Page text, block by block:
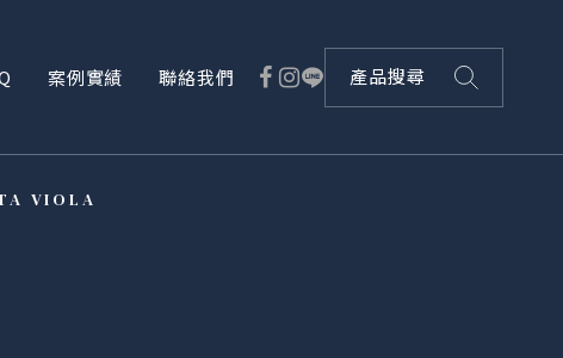
案例實績 聯絡我們 產品搜尋
VIOLA